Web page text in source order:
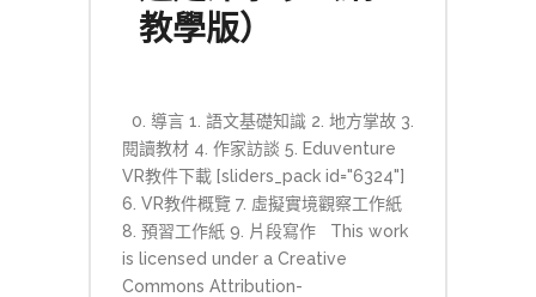
教學版）
0. 導言 1. 語文基礎知識 2. 地方掌故 3.
閱讀教材 4. 作家訪談 5. Eduventure
VR教件下載 [sliders_pack id="6324"]
6. VR教件概覽 7. 虛擬實境觀察工作紙
8. 預習工作紙 9. 片段寫作 This work
is licensed under a Creative
Commons Attribution-